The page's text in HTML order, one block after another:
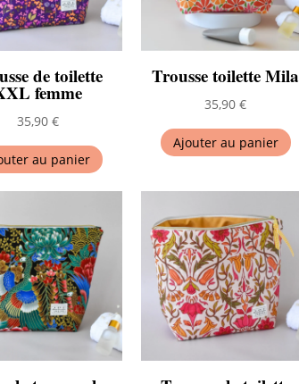
de toilette
femme
35,90 €
au panier
Trousse toilette Mila
35,90€
Ajouter au panier